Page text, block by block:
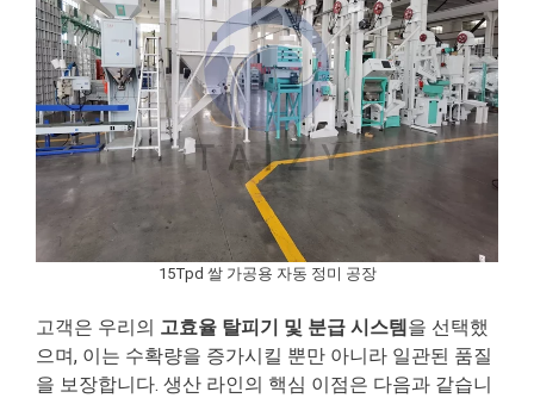
15Tpd 쌀 가공용 자동 정미 공장
고객은 우리의 고효율 탈피기 및 분급 시스템 을 선택했
으며, 이는 수확량을 증가시킬 뿐만 아니라 일관된 품질
을 보장합니다. 생산 라인의 핵심 이점은 다음과 같습니